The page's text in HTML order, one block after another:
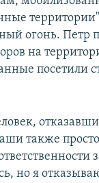
огонь. Петр
на
посетили
также
но я